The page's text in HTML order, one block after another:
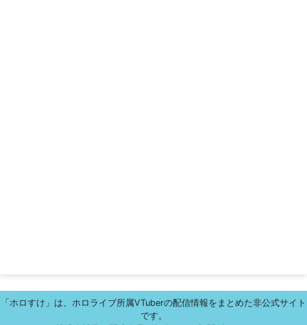
「ホロすけ」は、ホロライブ所属VTuberの配信情報をまとめた非公式サイト
です。